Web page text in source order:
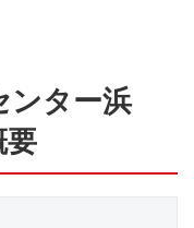
ター浜
要